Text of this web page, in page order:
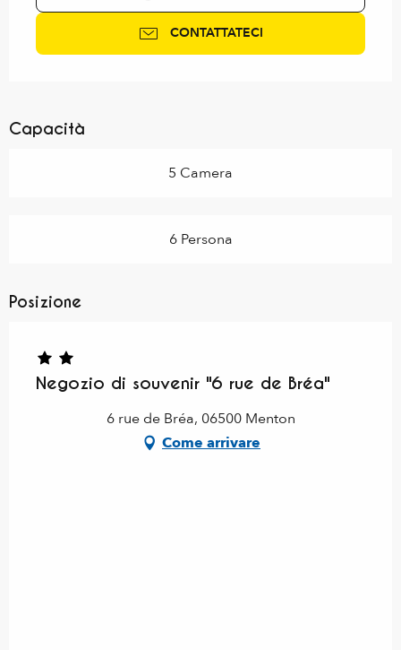
CONTATTATECI
Capacità
5 Camera
6 Persona
Posizione
Negozio di souvenir "6 rue de Bréa"
6 rue de Bréa, 06500 Menton
Come arrivare